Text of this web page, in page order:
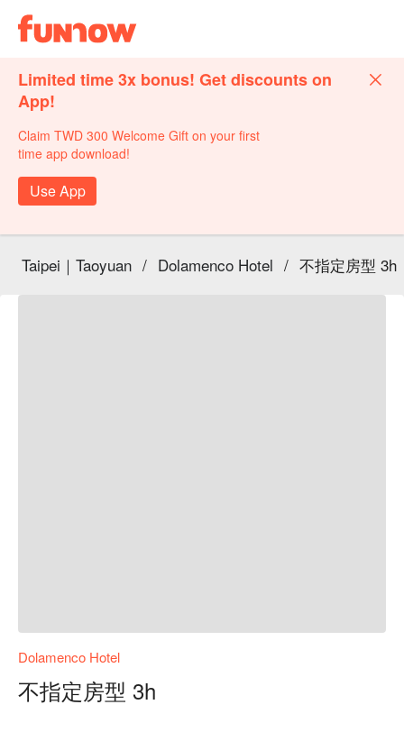
Limited time 3x bonus! Get discounts on
App!
Claim TWD 300 Welcome Gift on your first
time app download!
Use App
Taipei｜Taoyuan / Dolamenco Hotel / 不指定房型 3h
Dolamenco Hotel
不指定房型 3h